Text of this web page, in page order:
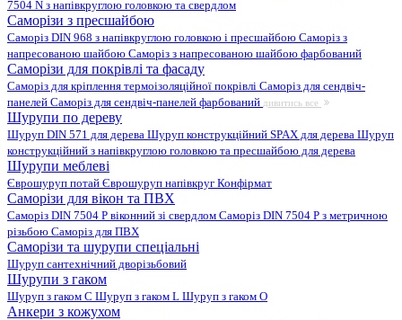
7504 N з напівкруглою головкою та свердлом
Саморізи з пресшайбою
Саморіз DIN 968 з напівкруглою головкою і пресшайбою Саморіз з
напресованою шайбою Саморіз з напресованою шайбою фарбований
Саморізи для покрівлі та фасаду
Саморіз для кріплення термоізоляційної покрівлі Саморіз для сендвіч-
панелей Саморіз для сендвіч-панелей фарбований дивитись все
Шурупи по дереву
Шуруп DIN 571 для дерева Шуруп конструкційний SPAX для дерева Шуруп
конструкційний з напівкруглою головкою та пресшайбою для дерева
Шурупи меблеві
Єврошуруп потай Єврошуруп напівкруг Конфірмат
Саморізи для вікон та ПВХ
Саморіз DIN 7504 P віконний зі свердлом Саморіз DIN 7504 P з метричною
різьбою Саморіз для ПВХ
Саморізи та шурупи спеціальні
Шуруп сантехнічний дворізьбовий
Шурупи з гаком
Шуруп з гаком C Шуруп з гаком L Шуруп з гаком O
Анкери з кожухом